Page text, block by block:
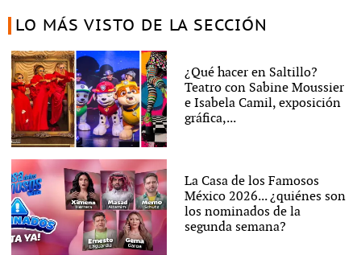
LO MÁS VISTO DE LA SECCIÓN
¿Qué hacer en Saltillo?
Teatro con Sabine Moussier
e Isabela Camil, exposición
gráfica,...
La Casa de los Famosos
México 2026... ¿quiénes son
los nominados de la
segunda semana?